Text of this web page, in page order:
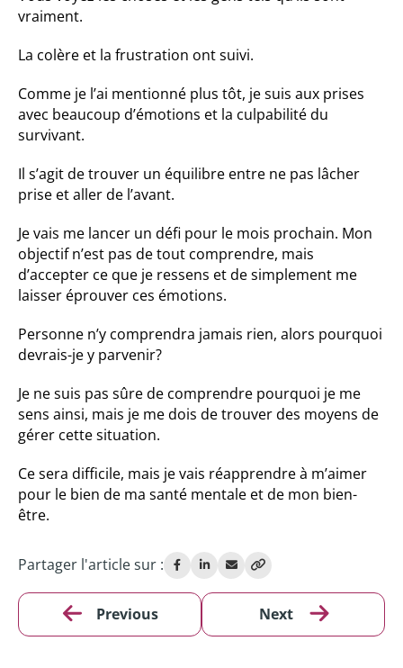
vraiment.
La colère et la frustration ont suivi.
Comme je l’ai mentionné plus tôt, je suis aux prises
avec beaucoup d’émotions et la culpabilité du
survivant.
Il s’agit de trouver un équilibre entre ne pas lâcher
prise et aller de l’avant.
Je vais me lancer un défi pour le mois prochain. Mon
objectif n’est pas de tout comprendre, mais
d’accepter ce que je ressens et de simplement me
laisser éprouver ces émotions.
Personne n’y comprendra jamais rien, alors pourquoi
devrais-je y parvenir?
Je ne suis pas sûre de comprendre pourquoi je me
sens ainsi, mais je me dois de trouver des moyens de
gérer cette situation.
Ce sera difficile, mais je vais réapprendre à m’aimer
pour le bien de ma santé mentale et de mon bien-
être.
Partager l'article sur :
Previous Next